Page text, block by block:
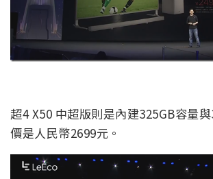
超4 X50 中超版則是內建325GB容量
價是人民幣2699元。